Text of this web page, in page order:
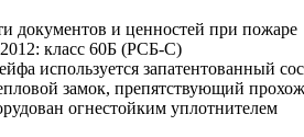
документов и ценностей при пожаре
класс 60Б (РСБ-С)
используется запатентованный
замок, препятствующий
огнестойким уплотнителем